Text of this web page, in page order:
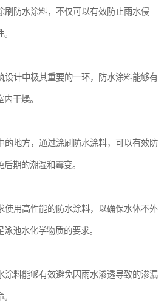
刷防水涂料，不仅可以有效防止雨水侵
设计中极其重要的一环，防水涂料能够有
干燥。
的地方，通过涂刷防水涂料，可以有效防
期的潮湿和霉变。
使用高性能的防水涂料，以确保水体不外
池水化学物质的要求。
涂料能够有效避免因雨水渗透导致的渗漏